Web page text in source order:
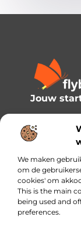
We maken
om de
cookies' om
This is the main
being used and
preferences.
Jouw
Verken
Bericht
Onze